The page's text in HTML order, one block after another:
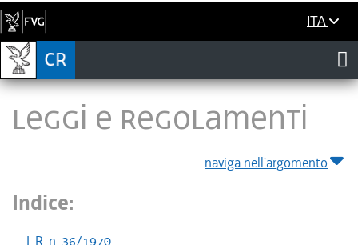
ITA
LEGGI E REGOLAMENTI
naviga nell'argomento
Indice:
L.R. n. 36/1970